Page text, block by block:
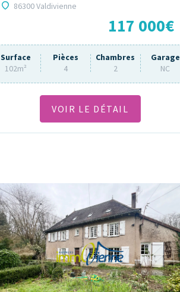
86300 Valdivienne
117 000€
Surface
102m²
Pièces
4
Chambres
2
Garage
NC
VOIR LE DÉTAIL